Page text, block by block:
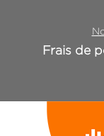
Frais de